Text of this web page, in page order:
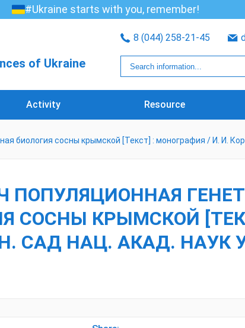
#Ukraine starts with you, remember!
of Ukraine
8 (044) 258-21-45
Activity Resource
биология сосны крымской [Текст] : монография / И. И.
ПОПУЛЯЦИОННАЯ
СОСНЫ КРЫМСКОЙ
САД НАЦ. АКАД. НАУК